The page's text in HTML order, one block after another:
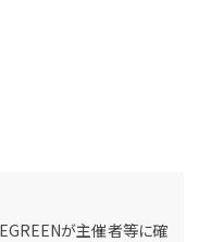
が主催者等に確